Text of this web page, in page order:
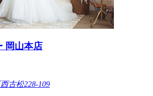
岡山本店
古松228-109